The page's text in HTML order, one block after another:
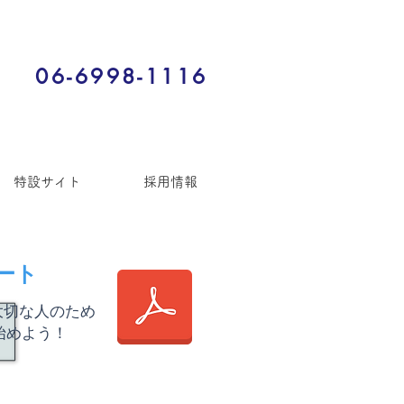
06-6998-1116
特設サイト 採用情報
ト
な人のため
よう！